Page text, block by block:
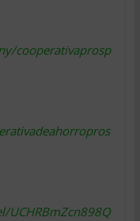
cooperativaprosp